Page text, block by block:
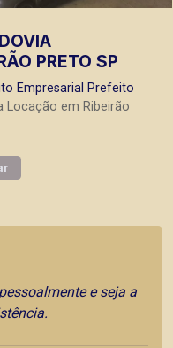
PRETO SP
Empresarial Prefeito
Locação em Ribeirão
e seja a